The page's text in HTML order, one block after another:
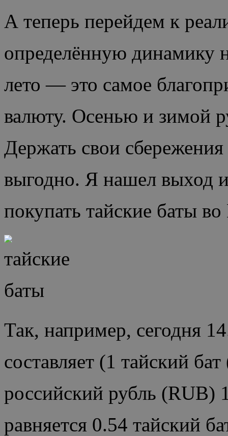
А теперь перейдем к
определённую динамику
лето — это самое
валюту. Осенью и зимой
Держать свои
выгодно. Я нашел выход
покупать тайские баты
Так, например, сегодня
составляет (1 тайский
российский рубль (RUB)
равняется 0.54 тайский